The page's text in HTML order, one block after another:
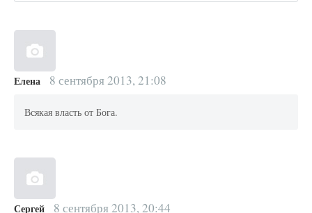
Елена 8 сентября 2013, 21:08
Всякая власть от Бога.
Сергей 8 сентября 2013, 20:44